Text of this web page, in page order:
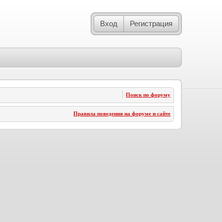
Вход Регистрация
Поиск по форуму
Правила поведения на форуме и сайте